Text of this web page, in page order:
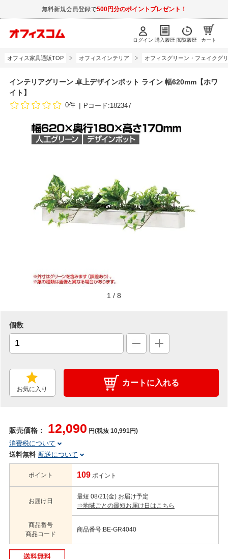
無料新規会員登録で500円分のポイントプレゼント！
ログイン 購入履歴 閲覧履歴 カート
オフィス家具通販TOP オフィスインテリア オフィスグリーン・フェイクグ
インテリアグリーン 卓上デザインポット ライン 幅620mm【ホワ
イト】
0件 Pコード:182347
1 / 8
個数
お気に入り
カートに入れる
販売価格： 12,090 円(税抜 10,991円)
消費税について
送料無料 配送について
ポイント 109 ポイント
お届け日
最短 08/21(金) お届け予定
⇒地域ごとの最短お届け日はこちら
商品番号
商品コード
商品番号:BE-GR4040